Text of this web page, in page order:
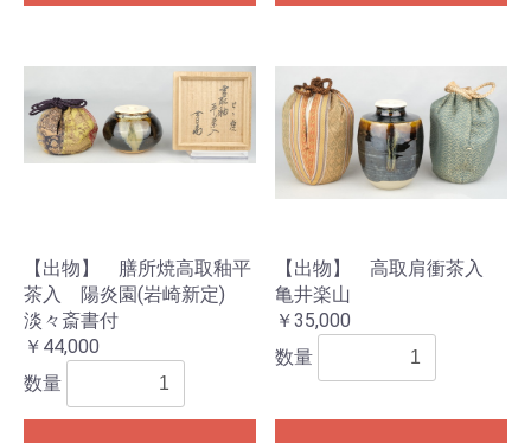
【出物】 膳所焼高取釉平
茶入 陽炎園(岩崎新定)
淡々斎書付
￥44,000
数量
【出物】 高取肩衝茶入
亀井楽山
￥35,000
数量